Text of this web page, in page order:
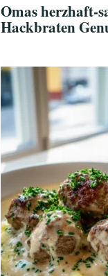
Omas herzhaft-
Hackbraten